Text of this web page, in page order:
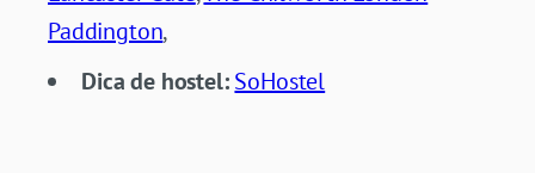
Paddington,
Dica de hostel: SoHostel